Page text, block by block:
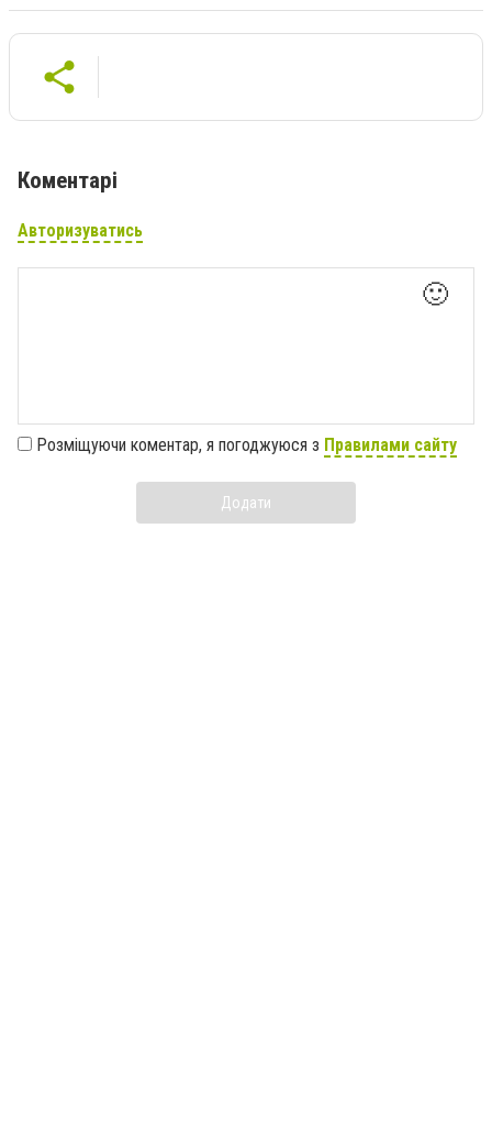
Коментарі
Авторизуватись
🙂
Розміщуючи коментар, я погоджуюся з Правилами сайту
Додати